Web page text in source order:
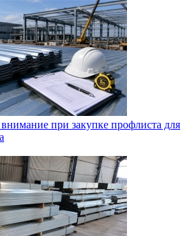
при закупке профлиста для